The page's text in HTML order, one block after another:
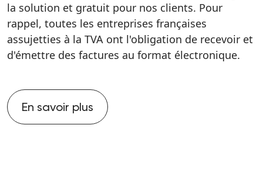
la solution et gratuit pour nos clients. Pour
rappel, toutes les entreprises françaises
assujetties à la TVA ont l'obligation de recevoir et
d'émettre des factures au format électronique.
En savoir plus